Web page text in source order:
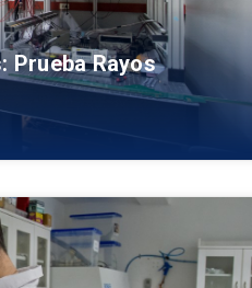
Prueba Rayos